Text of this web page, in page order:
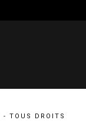
- TOUS DROITS